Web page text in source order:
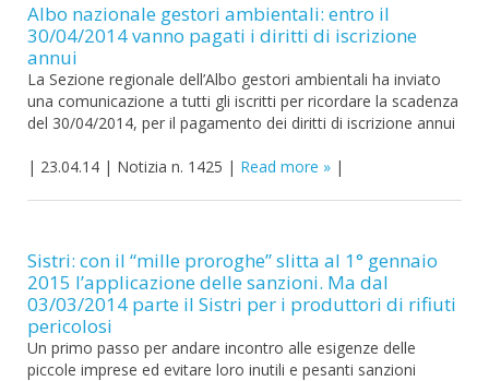
Albo nazionale gestori ambientali: entro il
30/04/2014 vanno pagati i diritti di iscrizione
annui
La Sezione regionale dell’Albo gestori ambientali ha inviato
una comunicazione a tutti gli iscritti per ricordare la scadenza
del 30/04/2014, per il pagamento dei diritti di iscrizione annui
| 23.04.14 | Notizia n. 1425 | Read more |
Sistri: con il “mille proroghe” slitta al 1° gennaio
2015 l’applicazione delle sanzioni. Ma dal
03/03/2014 parte il Sistri per i produttori di rifiuti
pericolosi
Un primo passo per andare incontro alle esigenze delle
piccole imprese ed evitare loro inutili e pesanti sanzioni